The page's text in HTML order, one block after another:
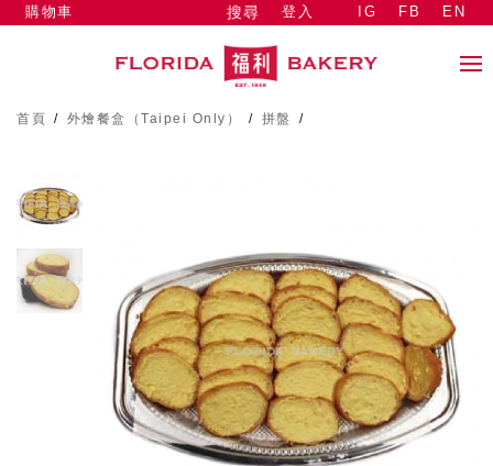
搜尋 登入
購物車 IG FB EN
首頁 / 外燴餐盒（Taipei Only） / 拼盤 /